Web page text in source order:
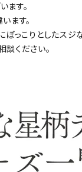
ます。
ます。
っこりとしたスジ
ください。